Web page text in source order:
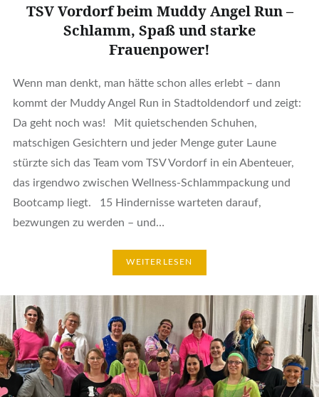
TSV Vordorf beim Muddy Angel Run –
Schlamm, Spaß und starke
Frauenpower!
Wenn man denkt, man hätte schon alles erlebt – dann
kommt der Muddy Angel Run in Stadtoldendorf und zeigt:
Da geht noch was! Mit quietschenden Schuhen,
matschigen Gesichtern und jeder Menge guter Laune
stürzte sich das Team vom TSV Vordorf in ein Abenteuer,
das irgendwo zwischen Wellness-Schlammpackung und
Bootcamp liegt. 15 Hindernisse warteten darauf,
bezwungen zu werden – und…
WEITERLESEN